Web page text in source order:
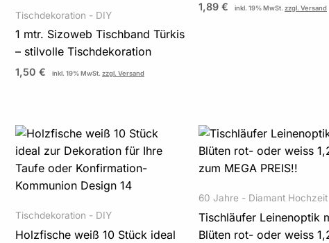
Tischdekoration - DIY
1 mtr. Sizoweb Tischband Türkis
– stilvolle Tischdekoration
1,50 € inkl. 19% MwSt. zzgl. Versand
1,89 € inkl. 19% MwSt. zzgl. Versand
Tischdekoration - DIY
Holzfische weiß 10 Stück ideal
60 Jahre - Diamant Hochzeit
Tischläufer Leinenoptik
Blüten rot- oder weiss